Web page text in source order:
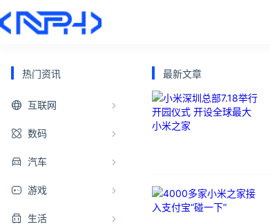
热门资讯
互联网
数码
汽车
游戏
生活
最新文章